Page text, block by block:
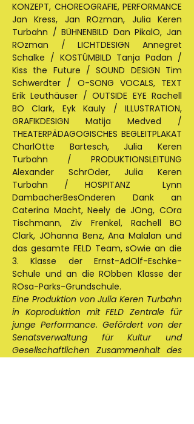
KONZEPT, CHOREOGRAFIE, PERFORMANCE
Jan Kress, Jan ROzman, Julia Keren
Turbahn / BÜHNENBILD Dan PikalO, Jan
ROzman / LICHTDESIGN Annegret
Schalke / KOSTÜMBILD Tanja Padan /
Kiss the Future / SOUND DESIGN Tim
Schwerdter / O-SONG VOCALS, TEXT
Erik Leuthäuser / OUTSIDE EYE Rachell
BO Clark, Eyk Kauly / ILLUSTRATION,
GRAFIKDESIGN Matija Medved /
THEATERPÄDAGOGISCHES BEGLEITPLAKAT
CharlOtte Bartesch, Julia Keren
Turbahn / PRODUKTIONSLEITUNG
Alexander SchrÖder, Julia Keren
Turbahn / HOSPITANZ  Lynn
DambacherBesOnderen Dank an
Caterina Macht, Neely de JOng, COra
Tischmann, Ziv Frenkel, Rachell BO
Clark, JOhanna Benz, Ana Malalan und
das gesamte FELD Team, sOwie an die
3. Klasse der Ernst-AdOlf-Eschke-
Schule und an die RObben Klasse der
ROsa-Parks-Grundschule.
Eine Produktion von Julia Keren Turbahn
in Koproduktion mit FELD Zentrale für
junge Performance. Gefördert von der
Senatsverwaltung für Kultur und
Gesellschaftlichen Zusammenhalt des